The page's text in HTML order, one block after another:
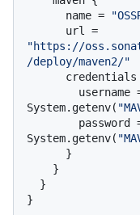
      name =
"https://
/deploy/maven2/"
System.getenv(
System.getenv(